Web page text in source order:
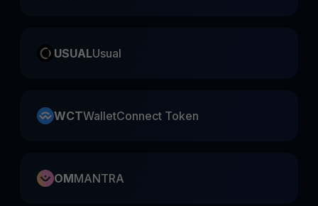
USUALUsual
WCTWalletConnect Token
OMMANTRA